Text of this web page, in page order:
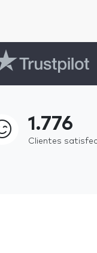
1.776
Clientes